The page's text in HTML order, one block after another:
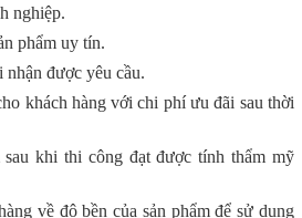
nghiệp.
phẩm uy tín.
nhận được yêu cầu.
khách hàng với chi phí ưu đãi sau thời
sau khi thi công đạt được tính thẩm mỹ
về độ bền của sản phẩm để sử dụng